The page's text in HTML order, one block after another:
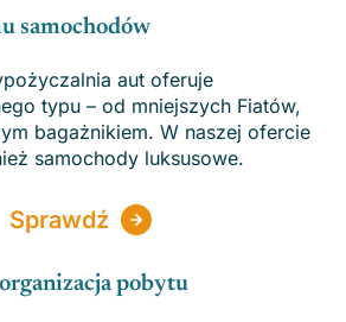
samochodów
aut oferuje
typu – od mniejszych Fiatów,
bagażnikiem. W naszej ofercie
samochody luksusowe.
Sprawdź
pobytu